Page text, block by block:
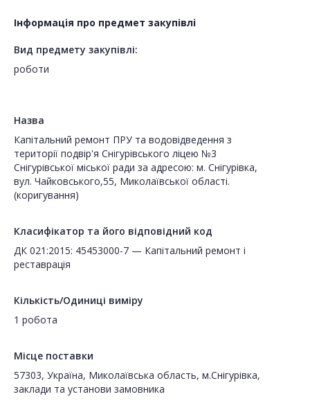
Інформація про предмет закупівлі
Вид предмету закупівлі:
роботи
Назва
Капітальний ремонт ПРУ та водовідведення з
території подвір'я Снігурівського ліцею №3
Снігурівської міської ради за адресою: м. Снігурівка,
вул. Чайковського,55, Миколаївської області.
(коригування)
Класифікатор та його відповідний код
ДК 021:2015: 45453000-7 — Капітальний ремонт і
реставрація
Кількість/Одиниці виміру
1 робота
Місце поставки
57303, Україна, Миколаївська область, м.Снігурівка,
заклади та установи замовника